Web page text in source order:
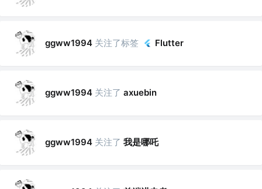
ggww1994 关注了标签 Flutter
ggww1994 关注了 axuebin
ggww1994 关注了 我是哪吒